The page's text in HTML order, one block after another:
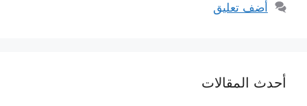
أضف تعليق
أحدث المقالات